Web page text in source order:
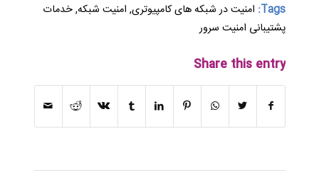
Tags: امنیت در شبکه های کامپیوتری, امنیت شبکه,خدمات
پشتیبانی امنیت سرور
Share this entry